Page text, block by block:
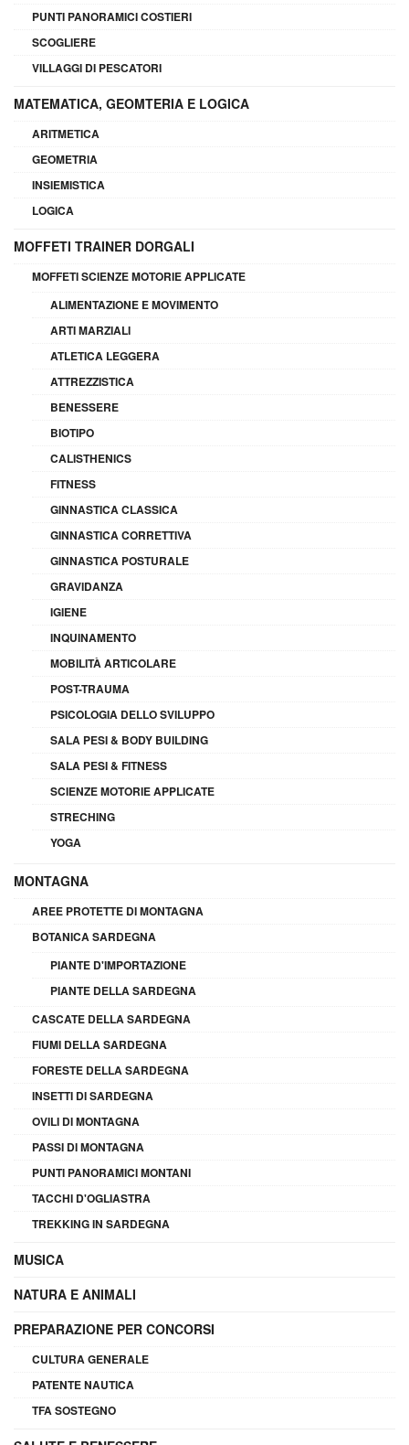
PUNTI PANORAMICI COSTIERI
SCOGLIERE
VILLAGGI DI PESCATORI
MATEMATICA, GEOMTERIA E LOGICA
ARITMETICA
GEOMETRIA
INSIEMISTICA
LOGICA
MOFFETI TRAINER DORGALI
MOFFETI SCIENZE MOTORIE APPLICATE
ALIMENTAZIONE E MOVIMENTO
ARTI MARZIALI
ATLETICA LEGGERA
ATTREZZISTICA
BENESSERE
BIOTIPO
CALISTHENICS
FITNESS
GINNASTICA CLASSICA
GINNASTICA CORRETTIVA
GINNASTICA POSTURALE
GRAVIDANZA
IGIENE
INQUINAMENTO
MOBILITÀ ARTICOLARE
POST-TRAUMA
PSICOLOGIA DELLO SVILUPPO
SALA PESI & BODY BUILDING
SALA PESI & FITNESS
SCIENZE MOTORIE APPLICATE
STRECHING
YOGA
MONTAGNA
AREE PROTETTE DI MONTAGNA
BOTANICA SARDEGNA
PIANTE D'IMPORTAZIONE
PIANTE DELLA SARDEGNA
CASCATE DELLA SARDEGNA
FIUMI DELLA SARDEGNA
FORESTE DELLA SARDEGNA
INSETTI DI SARDEGNA
OVILI DI MONTAGNA
PASSI DI MONTAGNA
PUNTI PANORAMICI MONTANI
TACCHI D'OGLIASTRA
TREKKING IN SARDEGNA
MUSICA
NATURA E ANIMALI
PREPARAZIONE PER CONCORSI
CULTURA GENERALE
PATENTE NAUTICA
TFA SOSTEGNO